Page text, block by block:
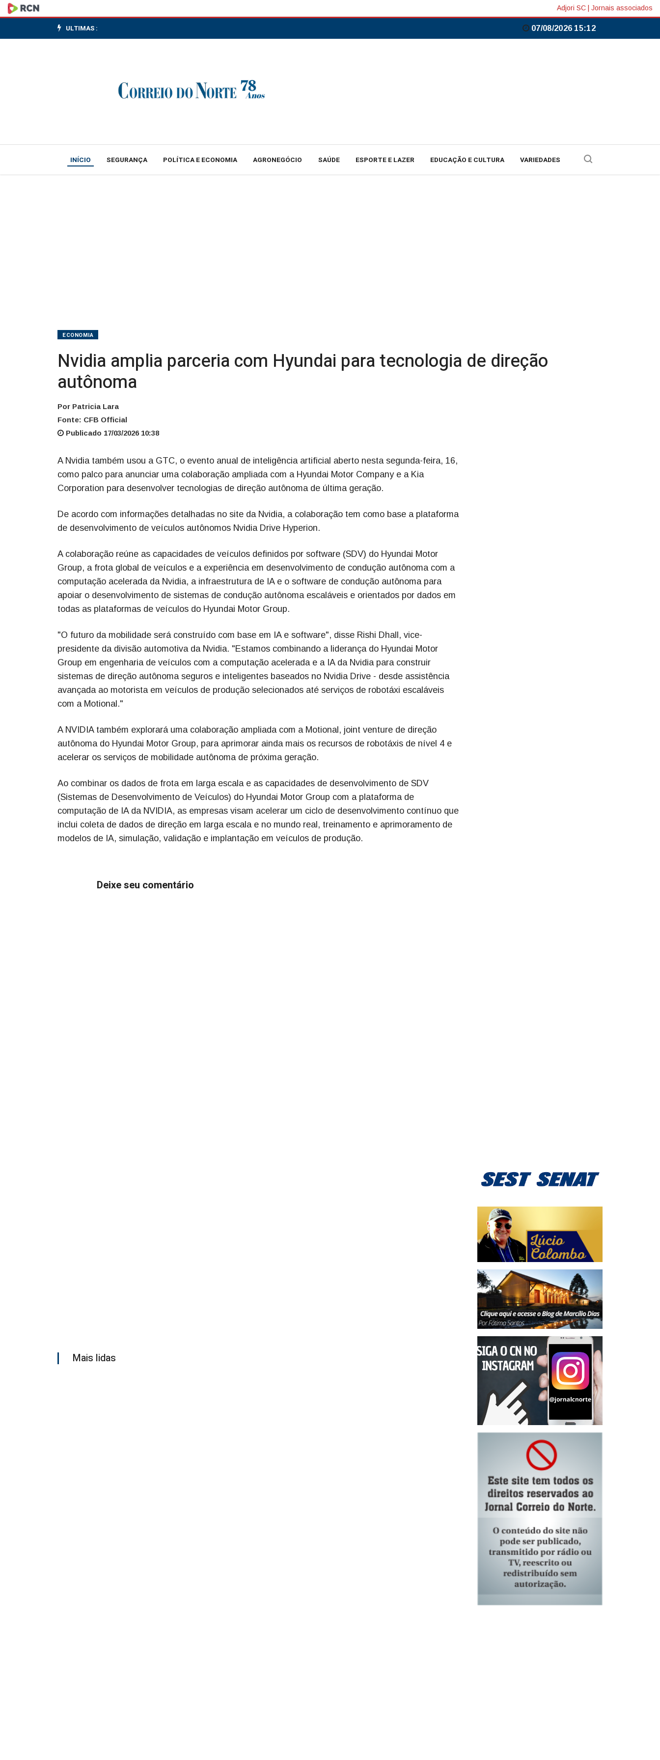
Nvidia
amplia
tecnologia
Adjori SC Jornais associados
ULTIMAS : 07/08/2026 15:12
INÍCIO SEGURANÇA POLÍTICA E ECONOMIA AGRONEGÓCIO SAÚDE ESPORTE E LAZER EDUCAÇÃO E CULTURA VARIEDADES
ECONOMIA
Nvidia amplia parceria com Hyundai para tecnologia de direção
autônoma
Por Patricia Lara
Fonte: CFB Official
Publicado 17/03/2026 10:38
A Nvidia também usou a GTC, o evento anual de inteligência artificial aberto nesta segunda-feira, 16,
como palco para anunciar uma colaboração ampliada com a Hyundai Motor Company e a Kia
Corporation para desenvolver tecnologias de direção autônoma de última geração.
De acordo com informações detalhadas no site da Nvidia, a colaboração tem como base a plataforma
de desenvolvimento de veículos autônomos Nvidia Drive Hyperion.
A colaboração reúne as capacidades de veículos definidos por software (SDV) do Hyundai Motor
Group, a frota global de veículos e a experiência em desenvolvimento de condução autônoma com a
computação acelerada da Nvidia, a infraestrutura de IA e o software de condução autônoma para
apoiar o desenvolvimento de sistemas de condução autônoma escaláveis e orientados por dados em
todas as plataformas de veículos do Hyundai Motor Group.
"O futuro da mobilidade será construído com base em IA e software", disse Rishi Dhall, vice-
presidente da divisão automotiva da Nvidia. "Estamos combinando a liderança do Hyundai Motor
Group em engenharia de veículos com a computação acelerada e a IA da Nvidia para construir
sistemas de direção autônoma seguros e inteligentes baseados no Nvidia Drive - desde assistência
avançada ao motorista em veículos de produção selecionados até serviços de robotáxi escaláveis
com a Motional."
A NVIDIA também explorará uma colaboração ampliada com a Motional, joint venture de direção
autônoma do Hyundai Motor Group, para aprimorar ainda mais os recursos de robotáxis de nível 4 e
acelerar os serviços de mobilidade autônoma de próxima geração.
Ao combinar os dados de frota em larga escala e as capacidades de desenvolvimento de SDV
(Sistemas de Desenvolvimento de Veículos) do Hyundai Motor Group com a plataforma de
computação de IA da NVIDIA, as empresas visam acelerar um ciclo de desenvolvimento contínuo que
inclui coleta de dados de direção em larga escala e no mundo real, treinamento e aprimoramento de
modelos de IA, simulação, validação e implantação em veículos de produção.
Deixe seu comentário
Mais lidas